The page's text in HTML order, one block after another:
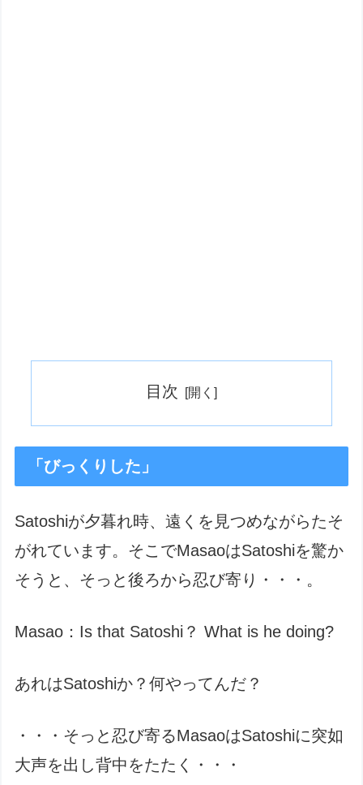
目次
「びっくりした」
Satoshiが夕暮れ時、遠くを見つめながらたそ
がれています。そこでMasaoはSatoshiを驚か
そうと、そっと後ろから忍び寄り・・・。
Masao：Is that Satoshi？ What is he doing?
あれはSatoshiか？何やってんだ？
・・・そっと忍び寄るMasaoはSatoshiに突如
大声を出し背中をたたく・・・